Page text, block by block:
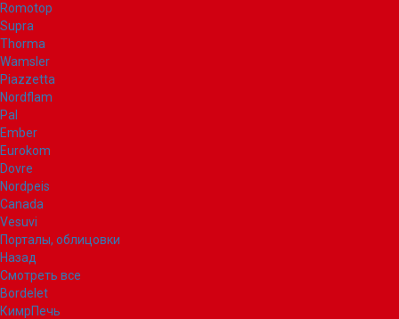
Romotop
Supra
Thorma
Wamsler
Piazzetta
Nordflam
Pal
Ember
Eurokom
Dovre
Nordpeis
Canada
Vesuvi
Порталы, облицовки
Назад
Смотреть все
Bordelet
КимрПечь